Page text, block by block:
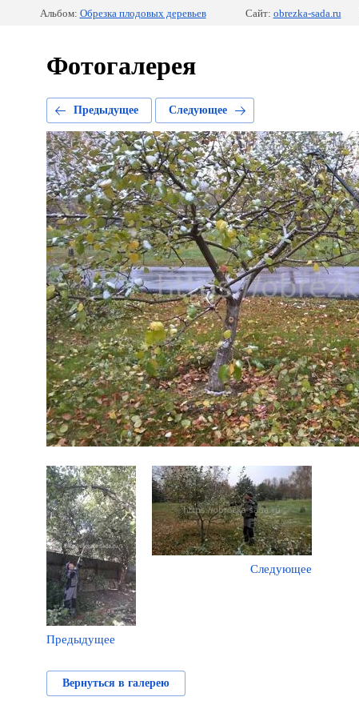
Альбом: Обрезка плодовых деревьев Сайт: obrezka-sada.ru
Фотогалерея
Предыдущее Следующее
Предыдущее
Следующее
Вернуться в галерею